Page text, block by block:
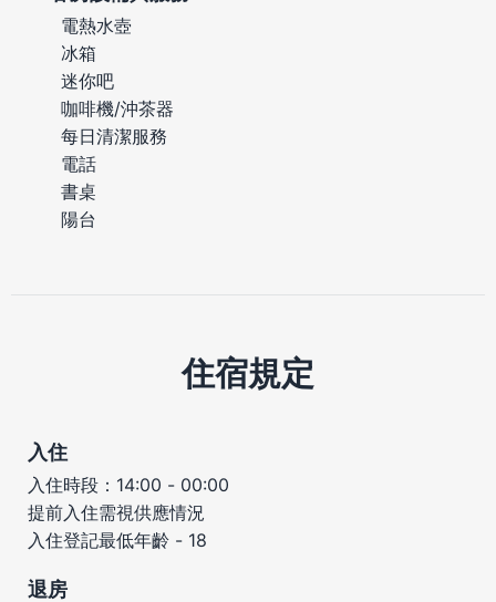
電熱水壺
冰箱
迷你吧
咖啡機/沖茶器
每日清潔服務
電話
書桌
陽台
住宿規定
入住
入住時段：14:00 - 00:00
提前入住需視供應情況
入住登記最低年齡 - 18
退房